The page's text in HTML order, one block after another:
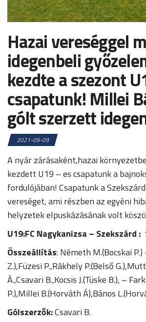
Hazai vereséggel
idegenbeli
kezdte a szezont
csapatunk! Millei
gólt szerzett
2021-09-09
A nyár zárásaként,hazai
kezdett U19 – es csapatunk a
fordulójában! Csapatunk a
vereséget, ami részben az egyéni
helyzetek elpuskázásának volt
U19:FC Nagykanizsa – Szekszárd :
Összeállítás: Németh M.(Bocskai
Z.),Füzesi P.,Rákhely P.(Belső
Á.,Csavari B.,Kocsis J.(Tüske B.), –
P.),Millei B.(Horváth Á),Bános
Gólszerzők:Csavari B.